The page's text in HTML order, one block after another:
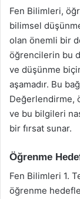
Fen Bilimleri,
bilimsel
olan önemli bir
öğrencilerin bu
ve düşünme
aşamadır. Bu
Değerlendirme,
ve bu bilgileri
bir fırsat sunar.
Öğrenme
Fen Bilimleri 1.
öğrenme